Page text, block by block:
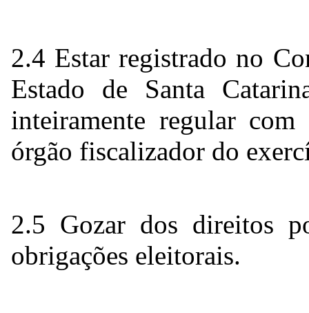
2.4 Estar registrado no
Estado de Santa
inteiramente regular
órgão fiscalizador do
2.5 Gozar dos direitos
obrigações eleitorais.